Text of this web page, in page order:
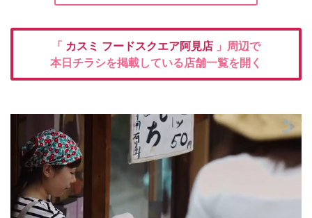
「 カスミ フードスクエア阿見店 」周辺で
本日チラシを掲載している店舗一覧を開く